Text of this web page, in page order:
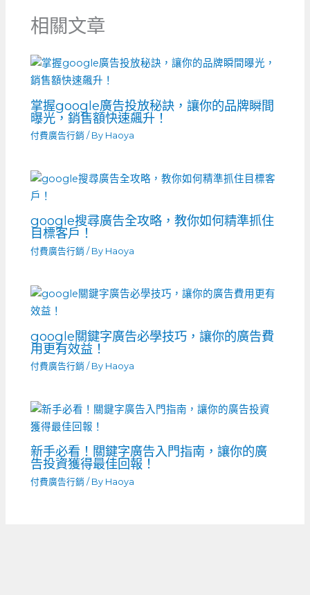
相關文章
掌握google廣告投放秘訣，讓你的品牌瞬間
曝光，銷售額快速飆升！
付費廣告行銷 / By Haoya
google搜尋廣告全攻略，教你如何精準抓住
目標客戶！
付費廣告行銷 / By Haoya
google關鍵字廣告必學技巧，讓你的廣告費
用更有效益！
付費廣告行銷 / By Haoya
新手必看！關鍵字廣告入門指南，讓你的廣
告投資獲得最佳回報！
付費廣告行銷 / By Haoya